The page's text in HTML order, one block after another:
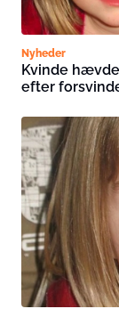
Nyheder
Kvinde
efter